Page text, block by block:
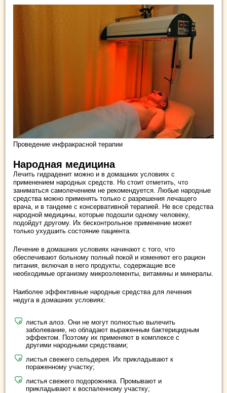
Проведение инфракрасной терапии
Народная медицина
Лечить гидраденит можно и в домашних условиях с
применением народных средств. Но стоит отметить, что
заниматься самолечением не рекомендуется. Любые народные
средства можно применять только с разрешения лечащего
врача, и в тандеме с консервативной терапией. Не все средства
народной медицины, которые подошли одному человеку,
подойдут другому. Их бесконтрольное применение может
только ухудшить состояние пациента.
Лечение в домашних условиях начинают с того, что
обеспечивают больному полный покой и изменяют его рацион
питания, включая в него продукты, содержащие все
необходимые организму микроэлементы, витамины и минералы.
Наиболее эффективные народные средства для лечения
недуга в домашних условиях:
листья алоэ. Они не могут полностью вылечить
заболевание, но обладают выраженным бактерицидным
эффектом. Поэтому их применяют в комплексе с
другими народными средствами;
листья свежего сельдерея. Их прикладывают к
пораженному участку;
листья свежего подорожника. Промывают и
прикладывают к воспаленному участку;